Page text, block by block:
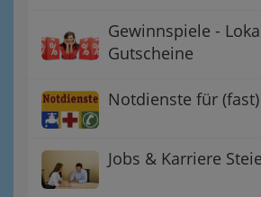
Gewinnspiele -
Gutscheine
Notdienste für
Jobs & Karriere